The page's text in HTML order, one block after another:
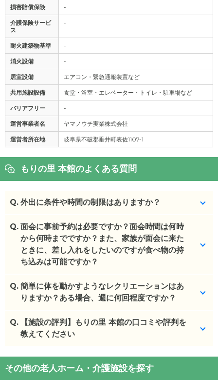
損害賠償保険 -
介護保険サービ
ス
-
耐火建築物基準 -
消火設備 -
居室設備 エアコン・緊急通報装置など
共用施設設備 食堂・浴室・エレベーター・トイレ・駐車場など
バリアフリー -
運営事業者名 ヤマノウチ実業株式会社
運営者所在地 岐阜県不破郡垂井町表佐1107-1
もりの里 本館のよくある質問
Q. 外出に条件や時間の制限はありますか？
特にございません。
(回答者: 施設担当者,回答日: 2024/03/04)
Q. 面会に事前予約は必要ですか？面会時間は何時
から何時までですか？また、家族が面会に来た
ときに、差し入れをしたいのですが食べ物の持
ち込みは可能ですか？
事前連絡は不要です。
Q. 簡単に体を動かすようなレクリエーションはあ
りますか？ある場合、週に何回程度ですか？
毎日体操がございます。
Q.
【施設の評判】もりの里 本館の口コミや評判を
教えてください
もりの里 本館を見学した方の口コミを確認できま
す。
その他の老人ホーム・介護施設を探す